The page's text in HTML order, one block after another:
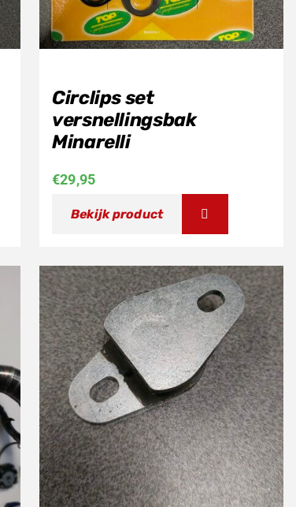
Circlips set
versnellingsbak
Minarelli
€29,95
Bekijk product